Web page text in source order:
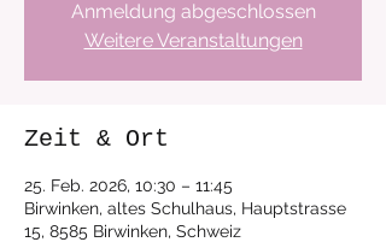
Anmeldung abgeschlossen
Weitere Veranstaltungen
Zeit & Ort
25. Feb. 2026, 10:30 – 11:45
Birwinken, altes Schulhaus, Hauptstrasse
15, 8585 Birwinken, Schweiz